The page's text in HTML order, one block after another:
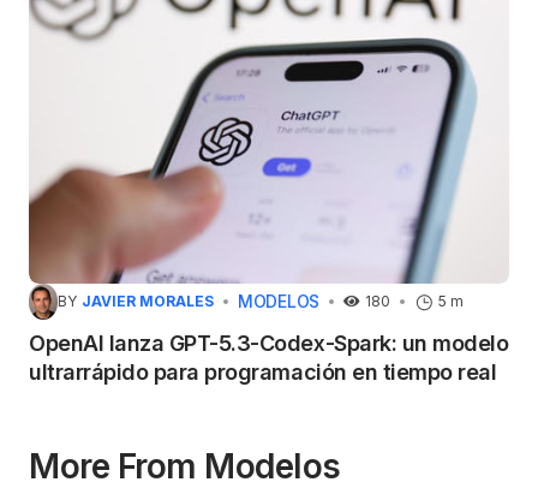
BY JAVIER MORALES MODELOS 180 5 m
OpenAI lanza GPT-5.3-Codex-Spark: un modelo
ultrarrápido para programación en tiempo real
More From Modelos